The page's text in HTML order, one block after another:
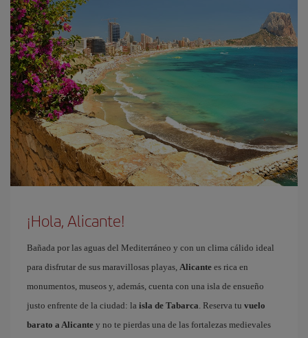
¡Hola, Alicante!
Bañada por las aguas del Mediterráneo y con un clima cálido ideal
para disfrutar de sus maravillosas playas, Alicante es rica en
monumentos, museos y, además, cuenta con una isla de ensueño
justo enfrente de la ciudad: la isla de Tabarca. Reserva tu vuelo
barato a Alicante y no te pierdas una de las fortalezas medievales